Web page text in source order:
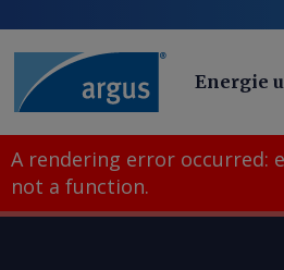
Energie
A rendering error occurred:
not a function.